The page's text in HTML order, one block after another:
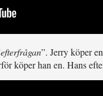
efterfrågan”. Jerry köper
köper han en. Hans